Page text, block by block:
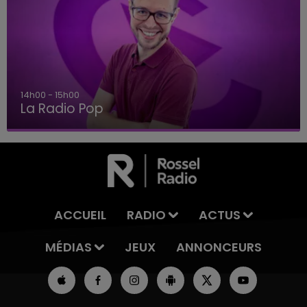
15h00 - 19h00
Le Club Champagne FM
ACCUEIL RADIO
ACTUS
MÉDIAS
JEUX ANNONCEURS